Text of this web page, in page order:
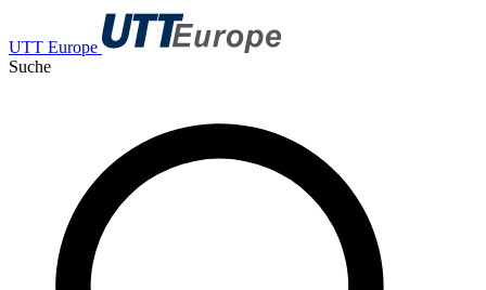
UTT Europe
Suche